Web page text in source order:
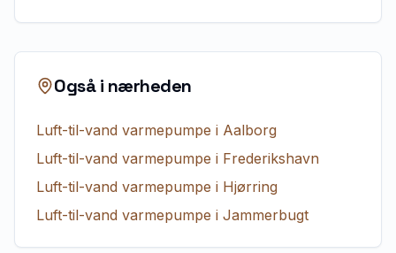
Også i nærheden
Luft-til-vand varmepumpe i Aalborg
Luft-til-vand varmepumpe i Frederikshavn
Luft-til-vand varmepumpe i Hjørring
Luft-til-vand varmepumpe i Jammerbugt